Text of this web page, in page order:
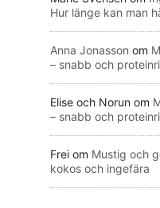
Hur länge kan man
Anna Jonasson om
– snabb och
Elise och Norun om
– snabb och
Frei om Mustig och
kokos och ingefära